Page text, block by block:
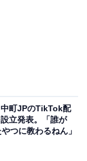
町JPのTikTok配
立発表。「誰が
つに教わるねん」